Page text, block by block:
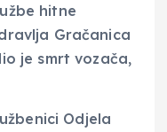
hitne
Gračanica
je smrt vozača,
Odjela